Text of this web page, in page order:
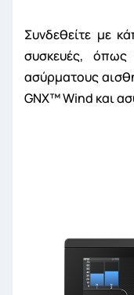
Συνδεθείτε με
συσκευές,
ασύρματους
GNX™ Wind και